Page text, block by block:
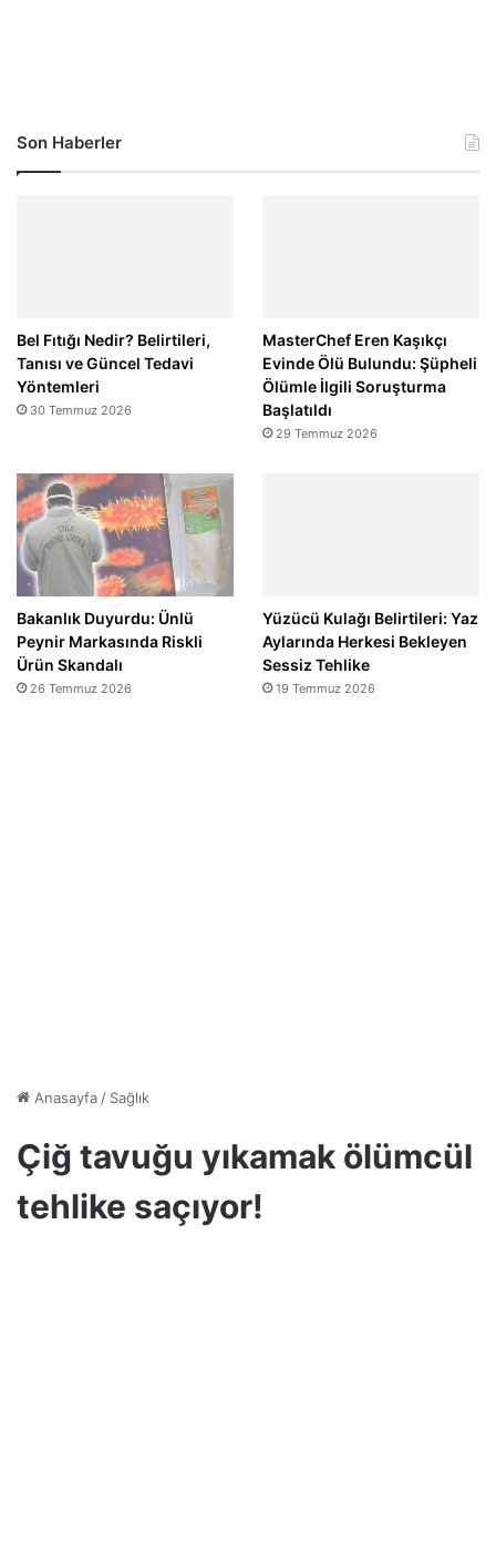
Son Haberler
Bel Fıtığı Nedir? Belirtileri,
Tanısı ve Güncel Tedavi
Yöntemleri
30 Temmuz 2026
MasterChef Eren Kaşıkçı
Evinde Ölü Bulundu: Şüpheli
Ölümle İlgili Soruşturma
Başlatıldı
29 Temmuz 2026
Bakanlık Duyurdu: Ünlü
Peynir Markasında Riskli
Ürün Skandalı
26 Temmuz 2026
Yüzücü Kulağı Belirtileri: Yaz
Aylarında Herkesi Bekleyen
Sessiz Tehlike
19 Temmuz 2026